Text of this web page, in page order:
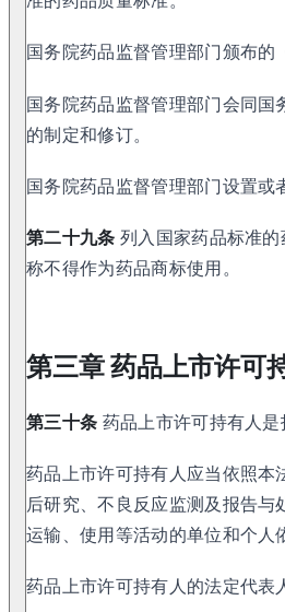
国务院药品监督管理部门颁布
国务院药品监督管理部门会同
的制定和修订。
国务院药品监督管理部门设置
第二十九条 列入国家药品标准
称不得作为药品商标使用。
第三章 药品上市许可
第三十条 药品上市许可持有人
药品上市许可持有人应当依照本
后研究、不良反应监测及报告
运输、使用等活动的单位和个人
药品上市许可持有人的法定代表